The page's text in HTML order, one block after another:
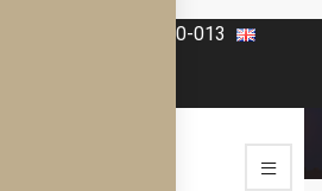
+420 568-860-013